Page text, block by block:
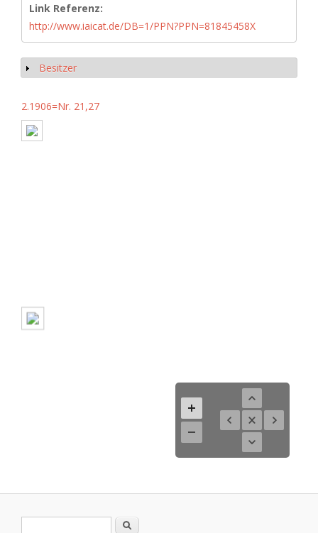
Link Referenz:
http://www.iaicat.de/DB=1/PPN?PPN=81845458X
Anzeigen
Besitzer
2.1906=Nr. 21,27
Suche